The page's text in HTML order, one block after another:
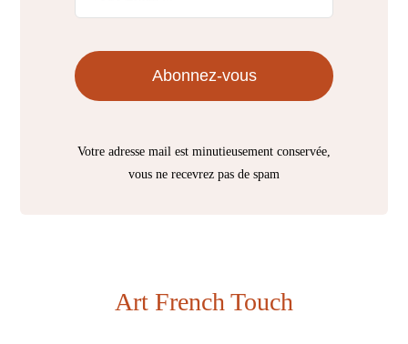
Abonnez-vous
Votre adresse mail est minutieusement conservée,
vous ne recevrez pas de spam
Art French Touch